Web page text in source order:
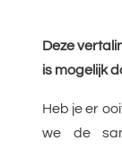
Deze
is mogelijk
Heb je er
we de